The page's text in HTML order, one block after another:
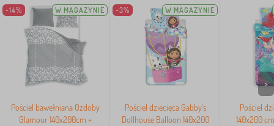
-14% W MAGAZYNIE
Pościel bawełniana Ozdoby
Glamour 140x200cm +
-3% W MAGAZYNIE
Pościel dziecięca Gabby's
Dollhouse Balloon 140x200
Pościel
140x200
>